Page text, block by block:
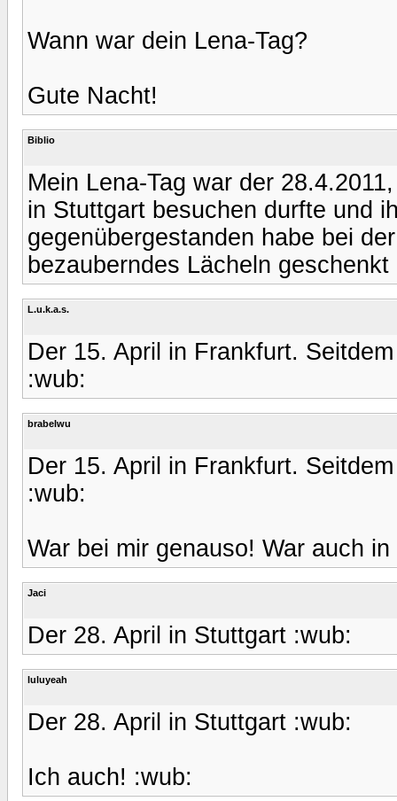
Wann war dein Lena-Tag?
Gute Nacht!
Biblio
Mein Lena-Tag war der
in Stuttgart besuchen durfte und
gegenübergestanden habe bei
bezauberndes Lächeln
L.u.k.a.s.
Der 15. April in Frankfurt.
:wub:
brabelwu
Der 15. April in Frankfurt.
:wub:
War bei mir genauso! War auch
Jaci
Der 28. April in Stuttgart :wub:
luluyeah
Der 28. April in Stuttgart :wub:
Ich auch! :wub: